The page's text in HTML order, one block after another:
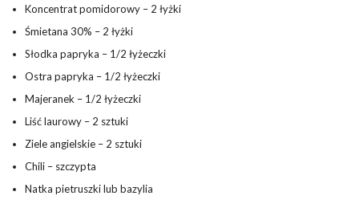
Koncentrat pomidorowy – 2 łyżki
Śmietana 30% – 2 łyżki
Słodka papryka – 1/2 łyżeczki
Ostra papryka – 1/2 łyżeczki
Majeranek – 1/2 łyżeczki
Liść laurowy – 2 sztuki
Ziele angielskie – 2 sztuki
Chili – szczypta
Natka pietruszki lub bazylia